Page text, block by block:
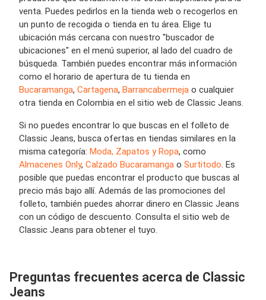
venta. Puedes pedirlos en la tienda web o recogerlos en
un punto de recogida o tienda en tu área. Elige tu
ubicación más cercana con nuestro "buscador de
ubicaciones" en el menú superior, al lado del cuadro de
búsqueda. También puedes encontrar más información
como el horario de apertura de tu tienda en
Bucaramanga, Cartagena, Barrancabermeja o cualquier
otra tienda en Colombia en el sitio web de Classic Jeans.
Si no puedes encontrar lo que buscas en el folleto de
Classic Jeans, busca ofertas en tiendas similares en la
misma categoría: Moda, Zapatos y Ropa, como
Almacenes Only, Calzado Bucaramanga o Surtitodo. Es
posible que puedas encontrar el producto que buscas al
precio más bajo allí. Además de las promociones del
folleto, también puedes ahorrar dinero en Classic Jeans
con un código de descuento. Consulta el sitio web de
Classic Jeans para obtener el tuyo.
Preguntas frecuentes acerca de Classic
Jeans